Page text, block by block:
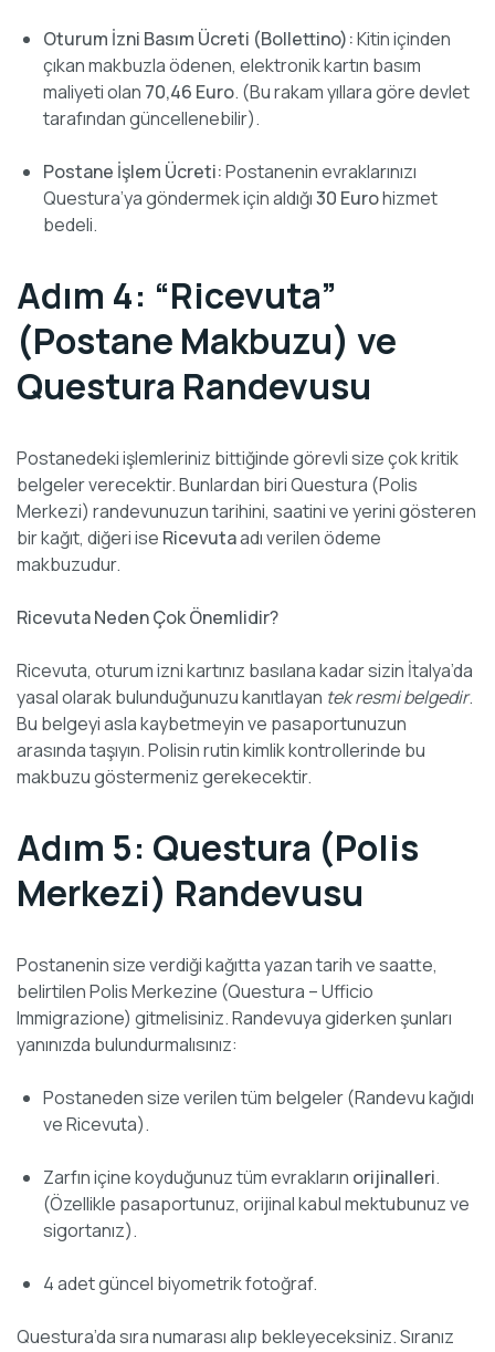
Oturum İzni Basım Ücreti (Bollettino):Kitin içinden
çıkan makbuzla ödenen, elektronik kartın basım
maliyeti olan 70,46 Euro. (Bu rakam yıllara göre devlet
tarafından güncellenebilir).
Postane İşlem Ücreti:Postanenin evraklarınızı
Questura’ya göndermek için aldığı30 Eurohizmet
bedeli.
Adım 4: “Ricevuta”
(Postane Makbuzu) ve
Questura Randevusu
Postanedeki işlemleriniz bittiğinde görevli size çok kritik
belgeler verecektir. Bunlardan biri Questura (Polis
Merkezi) randevunuzun tarihini, saatini ve yerini gösteren
bir kağıt, diğeri ise Ricevutaadı verilen ödeme
makbuzudur.
Ricevuta Neden Çok Önemlidir?
Ricevuta, oturum izni kartınız basılana kadar sizin İtalya’da
yasal olarak bulunduğunuzu kanıtlayan tek resmi belgedir.
Bu belgeyi asla kaybetmeyin ve pasaportunuzun
arasında taşıyın. Polisin rutin kimlik kontrollerinde bu
makbuzu göstermeniz gerekecektir.
Adım 5: Questura (Polis
Merkezi) Randevusu
Postanenin size verdiği kağıtta yazan tarih ve saatte,
belirtilen Polis Merkezine (Questura – Ufficio
Immigrazione) gitmelisiniz. Randevuya giderken şunları
yanınızda bulundurmalısınız:
Postaneden size verilen tüm belgeler (Randevu kağıdı
ve Ricevuta).
Zarfın içine koyduğunuz tüm evrakların orijinalleri.
(Özellikle pasaportunuz, orijinal kabul mektubunuz ve
sigortanız).
4 adet güncel biyometrik fotoğraf.
Questura’da sıra numarası alıp bekleyeceksiniz. Sıranız